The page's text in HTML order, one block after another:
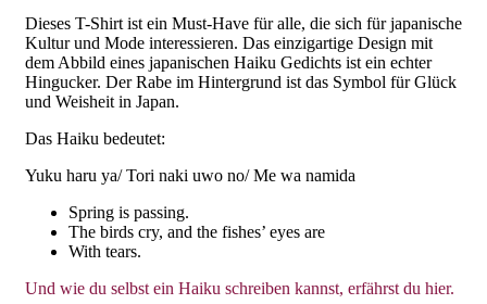
Dieses T-Shirt ist ein Must-Have für alle, die sich für japanische
Kultur und Mode interessieren. Das einzigartige Design mit
dem Abbild eines japanischen Haiku Gedichts ist ein echter
Hingucker. Der Rabe im Hintergrund ist das Symbol für Glück
und Weisheit in Japan.
Das Haiku bedeutet:
Yuku haru ya/ Tori naki uwo no/ Me wa namida
Spring is passing.
The birds cry, and the fishes’ eyes are
With tears.
Und wie du selbst ein Haiku schreiben kannst, erfährst du hier.